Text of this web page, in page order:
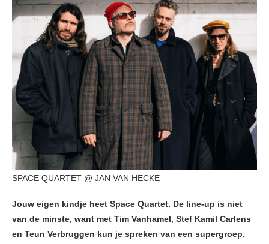
SPACE QUARTET @ JAN VAN HECKE
Jouw eigen kindje heet Space Quartet. De line-up is niet
van de minste, want met Tim Vanhamel, Stef Kamil Carlens
en Teun Verbruggen kun je spreken van een supergroep.